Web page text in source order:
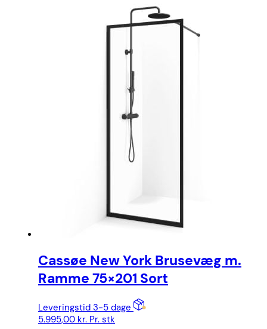
Cassøe New York Brusevæg m.
Ramme 75×201 Sort
Leveringstid 3-5 dage
5.995,00 kr. Pr. stk